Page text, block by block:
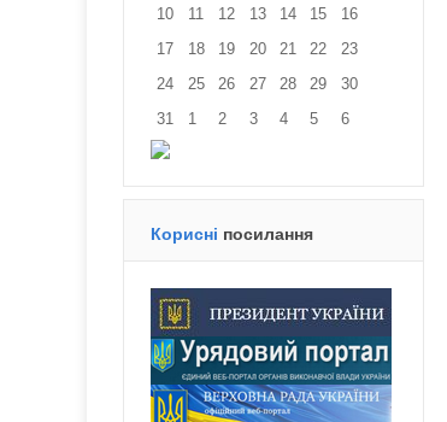
10
11 12 13 14 15
16
17
18 19 20 21 22
23
24
25 26 27 28 29
30
31
1 2 3 4 5 6
Корисні посилання